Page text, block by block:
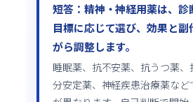
短答：精神・神経用薬は、診
目標に応じて選び、効果と副
がら調整します。
睡眠薬、抗不安薬、抗うつ薬
分安定薬、神経疾患治療薬など